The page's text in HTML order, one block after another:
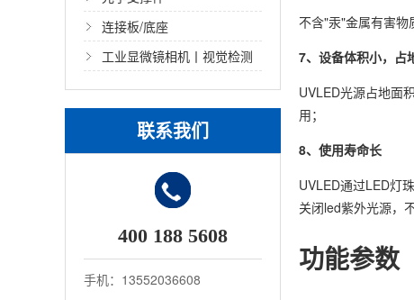
连接板/底座
工业显微镜相机丨视觉检测
光源
联系我们
400 188 5608
手机：13552036608
不含"汞"金属有害物
7、设备体积小，占
UVLED光源占地面
用；
8、使用寿命长
UVLED通过LED灯
关闭led紫外光源，
功能参数